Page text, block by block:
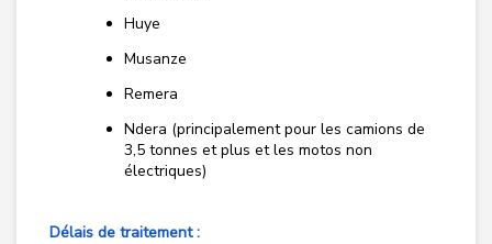
Huye
Musanze
Remera
Ndera (principalement pour les camions de
3,5 tonnes et plus et les motos non
électriques)
Délais de traitement :